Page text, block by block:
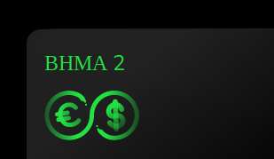
ΒΗΜΑ 2